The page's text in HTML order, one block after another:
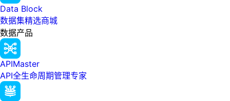
Data Block
数据集精选商城
数据产品
APIMaster
API全生命周期管理专家